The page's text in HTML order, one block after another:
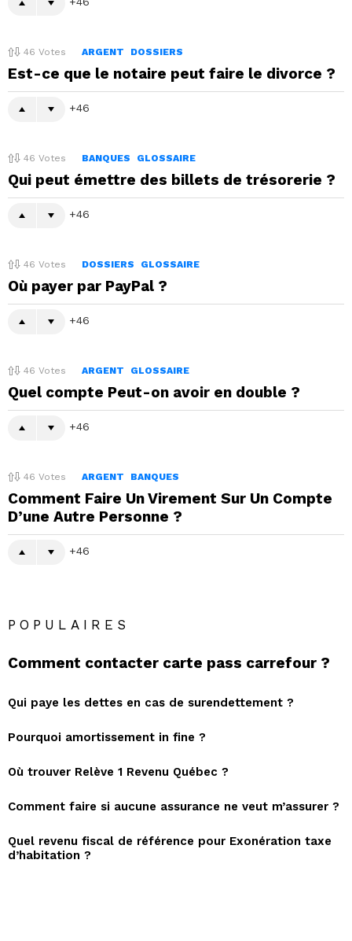
46 Votes ARGENT DOSSIERS
Est-ce que le notaire peut faire le divorce ?
46
46 Votes BANQUES GLOSSAIRE
Qui peut émettre des billets de trésorerie ?
46
46 Votes DOSSIERS GLOSSAIRE
Où payer par PayPal ?
46
46 Votes ARGENT GLOSSAIRE
Quel compte Peut-on avoir en double ?
46
46 Votes ARGENT BANQUES
Comment Faire Un Virement Sur Un Compte
D’une Autre Personne ?
46
POPULAIRES
Comment contacter carte pass carrefour ?
Qui paye les dettes en cas de surendettement ?
Pourquoi amortissement in fine ?
Où trouver Relève 1 Revenu Québec ?
Comment faire si aucune assurance ne veut m’assurer ?
Quel revenu fiscal de référence pour Exonération taxe
d’habitation ?